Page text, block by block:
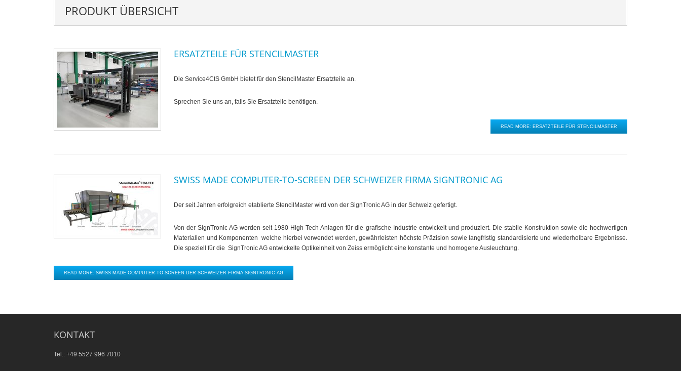
PRODUKT ÜBERSICHT
ERSATZTEILE FÜR STENCILMASTER
Die Service4CtS GmbH bietet für den StencilMaster Ersatzteile an.
Sprechen Sie uns an, falls Sie Ersatzteile benötigen.
READ MORE: ERSATZTEILE FÜR STENCILMASTER
SWISS MADE COMPUTER-TO-SCREEN DER SCHWEIZER FIRMA SIGNTRONIC AG
Der seit Jahren erfolgreich etablierte StencilMaster wird von der SignTronic AG in der Schweiz gefertigt.
Von der SignTronic AG werden seit 1980 High Tech Anlagen für die grafische Industrie entwickelt und produziert. Die stabile Konstruktion sowie die hochwertigen
Materialien und Komponenten welche hierbei verwendet werden, gewährleisten höchste Präzision sowie langfristig standardisierte und wiederholbare Ergebnisse.
Die speziell für die SignTronic AG entwickelte Optikeinheit von Zeiss ermöglicht eine konstante und homogene Ausleuchtung.
READ MORE: SWISS MADE COMPUTER-TO-SCREEN DER SCHWEIZER FIRMA SIGNTRONIC AG
KONTAKT
Tel.: +49 5527 996 7010